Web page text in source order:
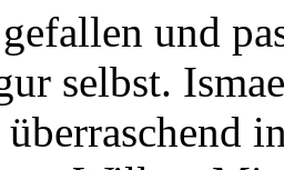
und
selbst.